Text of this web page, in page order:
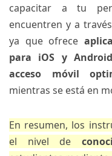
capacitar a tu
encuentren y a
ya que ofrece
para iOS y Android
acceso móvil
mientras se está en
En resumen, los
el nivel de